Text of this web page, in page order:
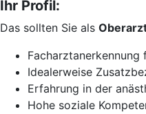
Ihr Profil:
Das sollten Sie als
Idealerweise
Erfahrung in der
Hohe soziale